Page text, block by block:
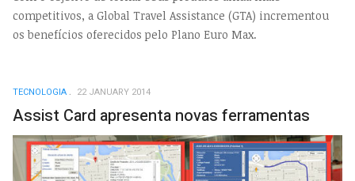
competitivos, a Global Travel Assistance (GTA) incrementou
os benefícios oferecidos pelo Plano Euro Max.
TECNOLOGIA 22 JANUARY 2014
Assist Card apresenta novas ferramentas